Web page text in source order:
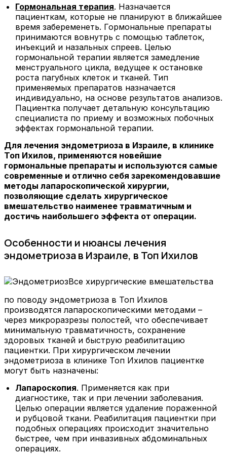
Гормональная терапия. Назначается
пациенткам, которые не планируют в ближайшее
время забеременеть. Гормональные препараты
принимаются вовнутрь с помощью таблеток,
инъекций и назальных спреев. Целью
гормональной терапии является замедление
менструального цикла, ведущее к остановке
роста пагубных клеток и тканей. Тип
применяемых препаратов назначается
индивидуально, на основе результатов анализов.
Пациентка получает детальную консультацию
специалиста по приему и возможных побочных
эффектах гормональной терапии.
Для лечения эндометриоза в Израиле, в клинике
Топ Ихилов, применяются новейшие
гормональные препараты и используются самые
современные и отлично себя зарекомендовавшие
методы лапароскопической хирургии,
позволяющие сделать хирургическое
вмешательство наименее травматичным и
достичь наибольшего эффекта от операции.
Особенности и нюансы лечения
эндометриоза в Израиле, в Топ Ихилов
Все хирургические вмешательства
по поводу эндометриоза в Топ Ихилов
производятся лапароскопическими методами –
через микроразрезы полостей, что обеспечивает
минимальную травматичность, сохранение
здоровых тканей и быструю реабилитацию
пациентки. При хирургическом лечении
эндометриоза в клинике Топ Ихилов пациентке
могут быть назначены:
Лапароскопия. Применяется как при
диагностике, так и при лечении заболевания.
Целью операции является удаление пораженной
и рубцовой ткани. Реабилитация пациентки при
подобных операциях происходит значительно
быстрее, чем при инвазивных абдоминальных
операциях.